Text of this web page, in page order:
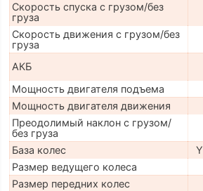
Скорость спуска с грузом/без
груза
Скорость движения с грузом/без
груза
АКБ
Мощность двигателя подъема
Мощность двигателя движения
Преодолимый наклон с грузом/
без груза
База колес
Y
Размер ведущего колеса
Размер передних колес